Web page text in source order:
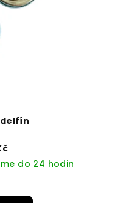
do 24 hodin